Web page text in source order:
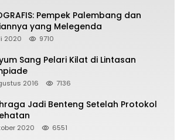
Pempek Palembang dan
yang Melegenda
2020 9710
Sang Pelari Kilat di Lintasan
2016 7136
Jadi Benteng Setelah Protokol
2020 6551